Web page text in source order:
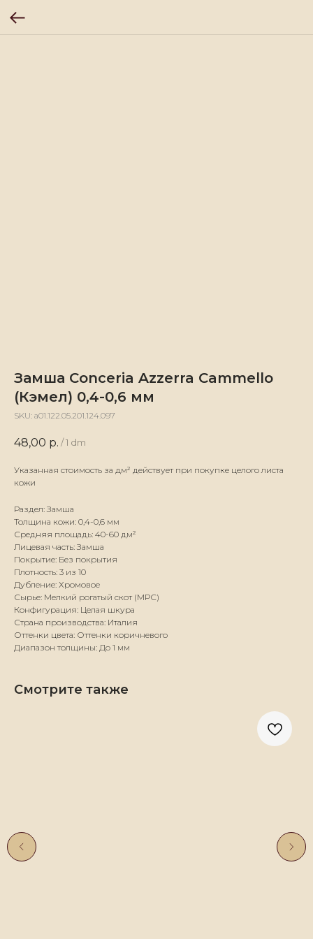
Замша Conceria Azzerra Cammello
(Кэмел) 0,4-0,6 мм
SKU: а01.122.05.201.124.097
48,00 р. / 1 dm
Указанная стоимость за дм² действует при покупке целого листа
кожи
Раздел: Замша
Толщина кожи: 0,4-0,6 мм
Средняя площадь: 40-60 дм²
Лицевая часть: Замша
Покрытие: Без покрытия
Плотность: 3 из 10
Дубление: Хромовое
Сырье: Мелкий рогатый скот (МРС)
Конфигурация: Целая шкура
Страна производства: Италия
Оттенки цвета: Оттенки коричневого
Диапазон толщины: До 1 мм
Смотрите также